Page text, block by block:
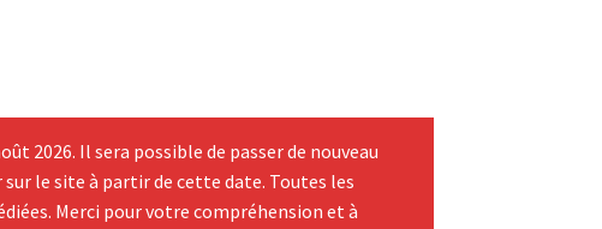
2026. Il sera possible de passer de nouveau
le site à partir de cette date. Toutes les
Merci pour votre compréhension et à